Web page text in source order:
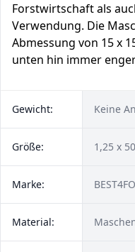
Forstwirtschaft als
Verwendung. Die
Abmessung von 15 x
unten hin immer
Gewicht: Keine
Größe: 1,25 x
Marke:
Material: